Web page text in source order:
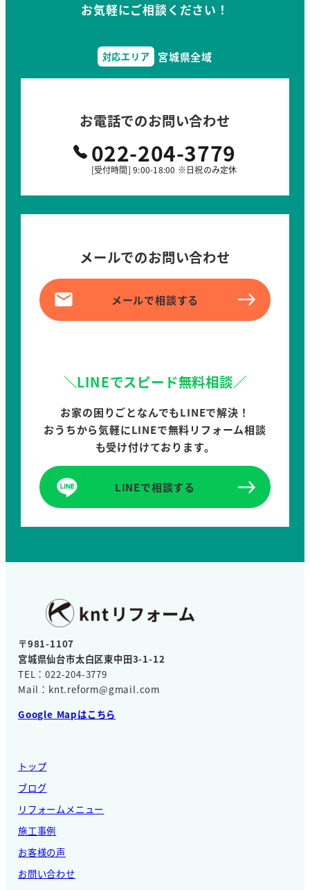
お気軽にご相談ください！
対応エリア 宮城県全域
お電話でのお問い合わせ
022-204-3779
[受付時間] 9:00-18:00 ※日祝のみ定休
メールでのお問い合わせ
メールで相談する
＼LINEでスピード無料相談／
お家の困りごとなんでもLINEで解決！
おうちから気軽にLINEで無料リフォーム相談
も受け付けております。
LINEで相談する
〒981-1107
宮城県仙台市太白区東中田3-1-12
TEL：022-204-3779
Mail：knt.reform@gmail.com
Google Mapはこちら
トップ
ブログ
リフォームメニュー
施工事例
お客様の声
お問い合わせ